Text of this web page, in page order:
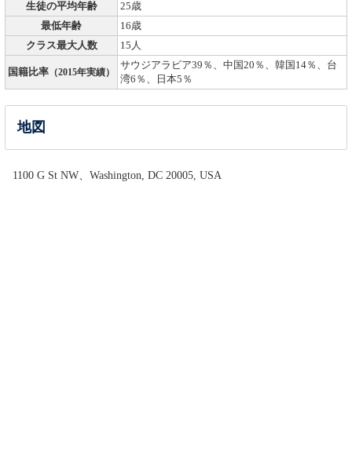
生徒の平均年齢
25歳
最低年齢
16歳
クラス最大人数
15人
国籍比率 （2015年実績）
サウジアラビア39％、中国20％、韓国14％、台
湾6％、日本5％
地図
1100 G St NW、Washington, DC 20005, USA